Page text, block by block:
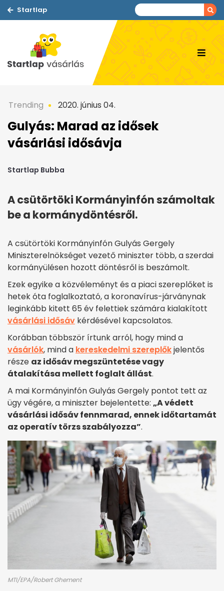
Startlap
Trending 2020. június 04.
Gulyás: Marad az idősek
vásárlási idősávja
Startlap Bubba
A csütörtöki Kormányinfón számoltak
be a kormánydöntésről.
A csütörtöki Kormányinfón Gulyás Gergely
Miniszterelnökséget vezető miniszter több, a szerdai
kormányülésen hozott döntésről is beszámolt.
Ezek egyike a közvéleményt és a piaci szereplőket is
hetek óta foglalkoztató, a koronavírus-járványnak
leginkább kitett 65 év felettiek számára kialakított
vásárlási idősáv kérdésével kapcsolatos.
Korábban többször írtunk arról, hogy mind a
vásárlók, mind a kereskedelmi szereplőkjelentős
része az idősáv megszüntetése vagy
átalakítása mellett foglalt állást.
A mai Kormányinfón Gulyás Gergely pontot tett az
ügy végére, a miniszter bejelentette: „A védett
vásárlási idősáv fennmarad, ennek időtartamát
az operatív törzs szabályozza”.
MTI/EPA/Robert Ghement